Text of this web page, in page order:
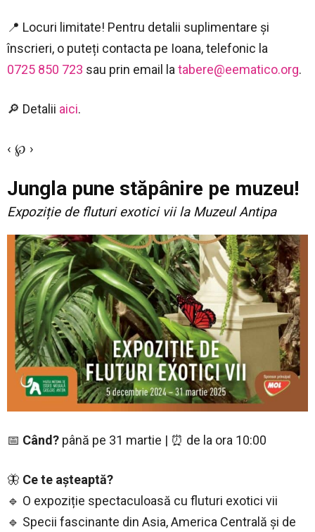
📍 Locuri limitate! Pentru detalii suplimentare și
înscrieri, o puteți contacta pe Ioana, telefonic la
0725 850 723 sau prin email la tabere@eematico.org.
🔎 Detalii aici.
‹ ℘ ›
Jungla pune stăpânire pe muzeu!
Expoziție de fluturi exotici vii la Muzeul Antipa
📅 Când? până pe 31 martie | ⏰ de la ora 10:00
🦋 Ce te așteaptă?
🔹 O expoziție spectaculoasă cu fluturi exotici vii
🔹 Specii fascinante din Asia, America Centrală și de